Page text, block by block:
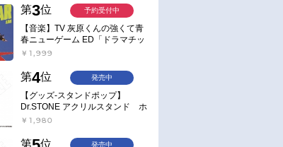
第3位
【音楽】TV 灰原くんの強くて青
春ニューゲーム ED「ドラマチッ
ク逃避行」収録シングル AIM
￥1,999
予約受付中
第4位
【グッズ-スタンドポップ】
Dr.STONE アクリルスタンド ホ
ワイマンといっしょver. スタン
￥1,980
発売中
第 位 発売中